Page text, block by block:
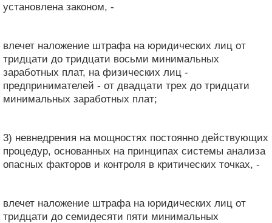
установлена ​​законом, -
влечет наложение штрафа на юридических лиц от
тридцати до тридцати восьми минимальных
заработных плат, на физических лиц -
предпринимателей - от двадцати трех до тридцати
минимальных заработных плат;
3) невнедрения на мощностях постоянно действующих
процедур, основанных на принципах системы анализа
опасных факторов и контроля в критических точках, -
влечет наложение штрафа на юридических лиц от
тридцати до семидесяти пяти минимальных